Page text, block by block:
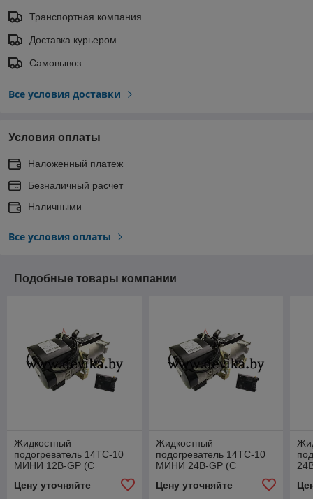
Транспортная компания
Доставка курьером
Самовывоз
Все условия доставки
Условия оплаты
Наложенный платеж
Безналичный расчет
Наличными
Все условия оплаты
Подобные товары компании
Жидкостный
подогреватель 14ТС-10
МИНИ 12В-GP (С
Цену уточняйте
Жидкостный
подогреватель 14ТС-10
МИНИ 24В-GP (С
Цену уточняйте